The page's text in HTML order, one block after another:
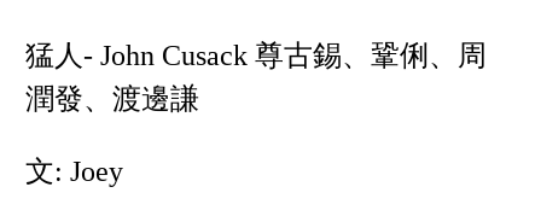
猛人- John Cusack 尊古錫、鞏俐、周
潤發、渡邊謙
文: Joey